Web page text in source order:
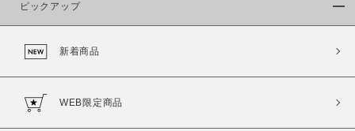
カラー
ピックアップ
新着商品
WEB限定商品